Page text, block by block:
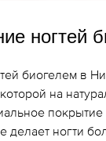
ногтей
биогелем в
на
делает ногти